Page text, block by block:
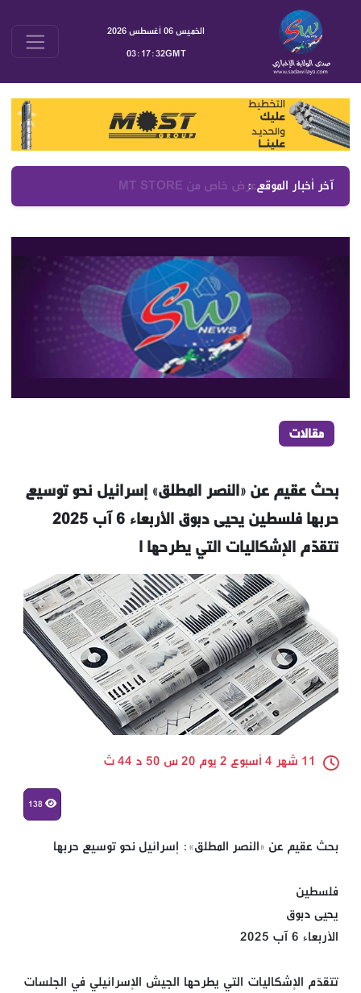
الخميس 06 أغسطس 2026
03:17:33GMT
آخر أخبار الموقع :
مقالات
بحث عقيم عن «النصر المطلق» إسرائيل نحو توسيع
حربها فلسطين يحيى دبوق الأربعاء 6 آب 2025
تتقدّم الإشكاليات التي يطرحها ا
11 شهر 4 أسبوع 2 يوم 20 س 50 د 44 ث
138
بحث عقيم عن «النصر المطلق»: إسرائيل نحو توسيع حربها
فلسطين
يحيى دبوق
الأربعاء 6 آب 2025
تتقدّم الإشكاليات التي يطرحها الجيش الإسرائيلي في الجلسات